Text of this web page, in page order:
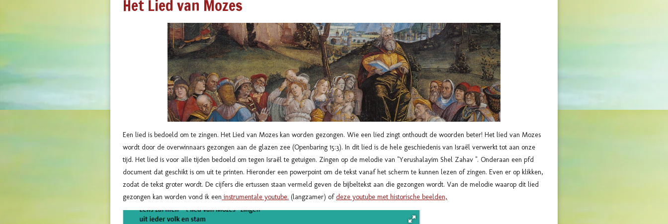
Het Lied van Mozes
Een lied is bedoeld om te zingen. Het Lied van Mozes kan worden gezongen. Wie een lied zingt onthoudt de woorden beter! Het lied van Mozes
wordt door de overwinnaars gezongen aan de glazen zee (Openbaring 15:3). In dit lied is de hele geschiedenis van Israël verwerkt tot aan onze
tijd. Het lied is voor alle tijden bedoeld om tegen Israël te getuigen. Zingen op de melodie van "Yerushalayim Shel Zahav ". Onderaan een pfd
document dat geschikt is om uit te printen. Hieronder een powerpoint om de tekst vanaf het scherm te kunnen lezen of zingen. Even er op klikken,
zodat de tekst groter wordt. De cijfers die ertussen staan vermeld geven de bijbeltekst aan die gezongen wordt. Van de melodie waarop dit lied
gezongen kan worden vond ik een instrumentale youtube. (langzamer) of deze youtube met historische beelden,